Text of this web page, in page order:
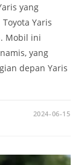
yang
Yaris
Mobil ini
yang
depan Yaris
2024-06-15